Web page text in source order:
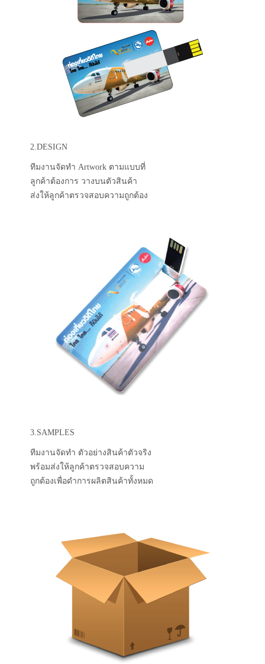
2.DESIGN
ทีมงานจัดทำ Artwork ตามแบบที่
ลูกค้าต้องการ วางบนตัวสินค้า
ส่งให้ลูกค้าตรวจสอบความถูกต้อง
3.SAMPLES
ทีมงานจัดทำ ตัวอย่างสินค้าตัวจริง
พร้อมส่งให้ลูกค้าตรวจสอบความ
ถูกต้องเพื่อดำการผลิตสินค้าทั้งหมด